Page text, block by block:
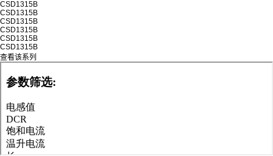
CSD1315B
CSD1315B
CSD1315B
CSD1315B
CSD1315B
CSD1315B
查看该系列